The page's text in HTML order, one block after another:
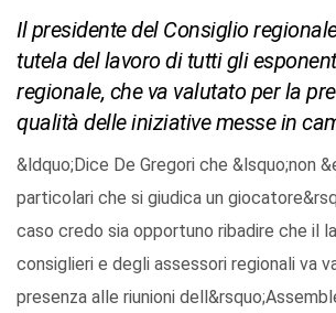
Il presidente del Consiglio
tutela del lavoro di tutti gli
regionale, che va valutato per la
qualità delle iniziative messe in
&ldquo;Dice De Gregori che &lsquo;non
particolari che si giudica un
caso credo sia opportuno ribadire che il
consiglieri e degli assessori regionali va
presenza alle riunioni